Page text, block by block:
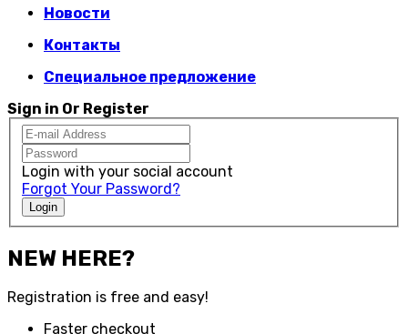
Новости
Контакты
Специальное предложение
Sign in Or Register
Login with your social account
Forgot Your Password?
Login
NEW HERE?
Registration is free and easy!
Faster checkout